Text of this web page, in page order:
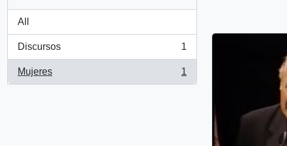
All
Discursos
, 1 results
1
Mujeres
, 1 results
1